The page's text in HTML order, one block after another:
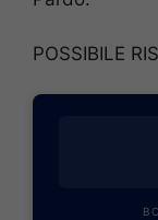
POSSIBILE